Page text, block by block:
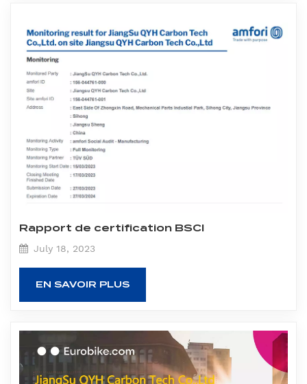
Rapport de certification BSCI
July 18, 2023
EN SAVOIR PLUS